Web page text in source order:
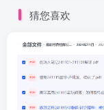
猜您喜欢